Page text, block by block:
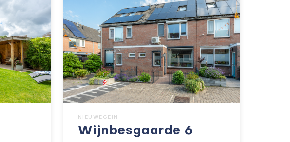
NIEUWEGEIN
Wijnbesgaarde 6